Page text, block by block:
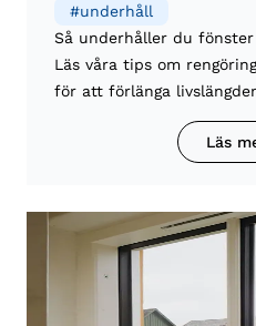
#underhåll
Så underhåller du
Läs våra tips om
för att förlänga
Läs